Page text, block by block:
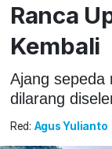
Ranca
Kembali
Ajang sepeda
dilarang
Red: Agus Yulianto